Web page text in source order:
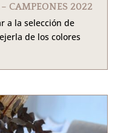
CAMPEONES 2022
a la selección de
de los colores